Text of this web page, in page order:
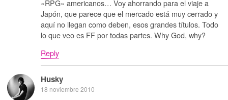
«RPG» americanos… Voy ahorrando para el viaje a
Japón, que parece que el mercado está muy cerrado y
aquí no llegan como deben, esos grandes títulos. Todo
lo que veo es FF por todas partes. Why God, why?
Reply
Husky
18 noviembre 2010